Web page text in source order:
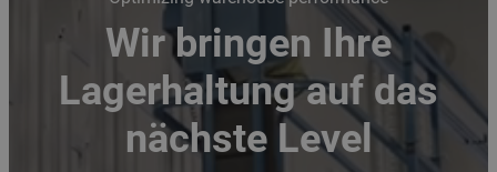
Wir bringen Ihre
Lagerhaltung auf das
nächste Level